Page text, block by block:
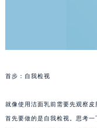
首步：自我检视
就像使用洁面乳前需要先观察
首先要做的是自我检视。思考